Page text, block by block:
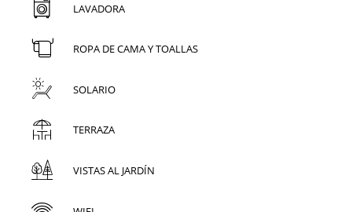
LAVADORA
ROPA DE CAMA Y TOALLAS
SOLARIO
TERRAZA
VISTAS AL JARDÍN